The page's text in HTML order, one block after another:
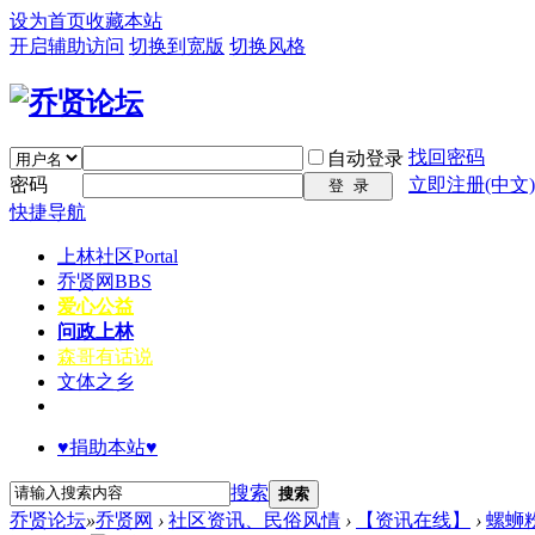
设为首页收藏本站
开启辅助访问 切换到宽版 切换风格
自动登录 找回密码
密码
登 录
立即注册(中文)
快捷导航
上林社区Portal
乔贤网BBS
爱心公益
问政上林
森哥有话说
文体之乡
♥捐助本站♥
搜索 搜索
乔贤论坛»乔贤网 › 社区资讯、民俗风情 › 【资讯在线】 › 螺蛳